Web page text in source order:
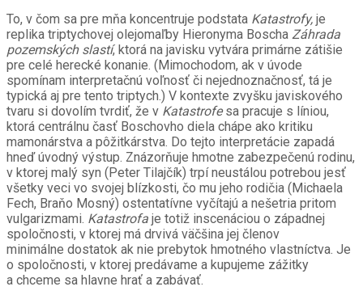
To, v čom sa pre mňa koncentruje podstata Katastrofy, je
replika triptychovej olejomaľby Hieronyma Boscha Záhrada
pozemských slastí, ktorá na javisku vytvára primárne zátišie
pre celé herecké konanie. (Mimochodom, ak v úvode
spomínam interpretačnú voľnosť či nejednoznačnosť, tá je
typická aj pre tento triptych.) V kontexte zvyšku javiskového
tvaru si dovolím tvrdiť, že v Katastrofesa pracuje s líniou,
ktorá centrálnu časť Boschovho diela chápe ako kritiku
mamonárstva a pôžitkárstva. Do tejto interpretácie zapadá
hneď úvodný výstup. Znázorňuje hmotne zabezpečenú rodinu,
v ktorej malý syn (Peter Tilajčík) trpí neustálou potrebou jesť
všetky veci vo svojej blízkosti, čo mu jeho rodičia (Michaela
Fech, Braňo Mosný) ostentatívne vyčítajú a nešetria pritom
vulgarizmami. Katastrofa je totiž inscenáciou o západnej
spoločnosti, v ktorej má drvivá väčšina jej členov
minimálne dostatok ak nie prebytok hmotného vlastníctva. Je
o spoločnosti, v ktorej predávame a kupujeme zážitky
a chceme sa hlavne hrať a zabávať.